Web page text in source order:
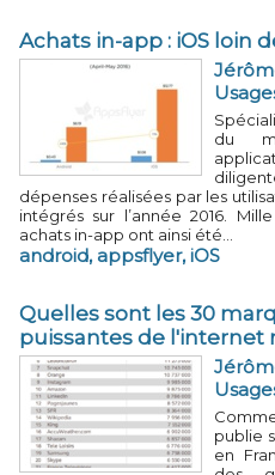
Achats in-app : iOS loin
du
dépenses réalisées par les
intégrés sur l’année 2016.
achats in-app ont ainsi été...
android, appsflyer,iOS
Quelles sont les 30
puissantes de l'internet
publie
en